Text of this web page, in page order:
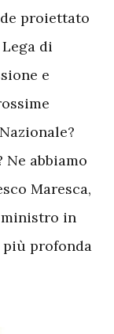
proiettato
di
e
Ne abbiamo
Maresca,
in
profonda